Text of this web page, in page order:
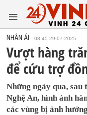
NHÂN ÁI 08:45 29-07-2025
Vượt hàng
để cứu trợ
Những ngày qua,
Nghệ An, hình ảnh
các vùng bị ảnh